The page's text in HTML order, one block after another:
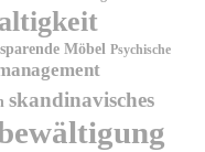
Möbel Psychische
skandinavisches